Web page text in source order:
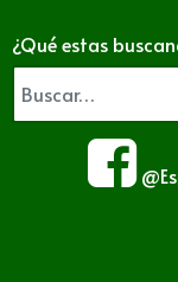
¿Qué estas